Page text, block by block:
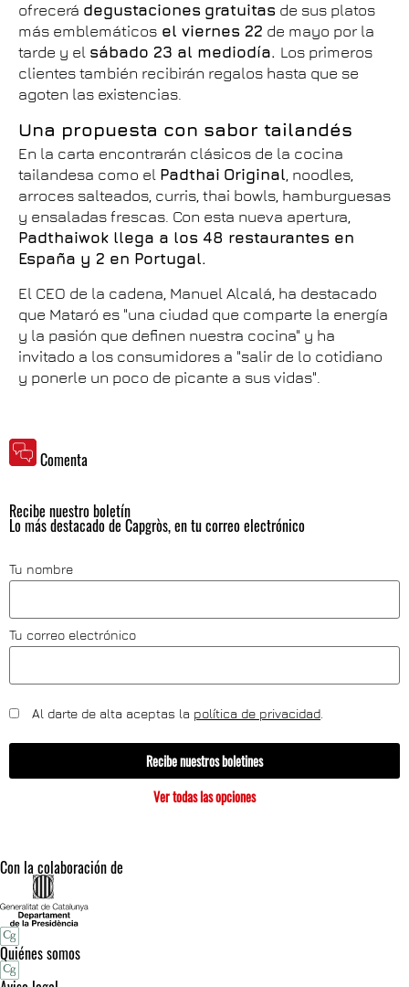
ofrecerá degustaciones gratuitas de sus platos
más emblemáticos el viernes 22 de mayo por la
tarde y el sábado 23 al mediodía. Los primeros
clientes también recibirán regalos hasta que se
agoten las existencias.
Una propuesta con sabor tailandés
En la carta encontrarán clásicos de la cocina
tailandesa como el Padthai Original, noodles,
arroces salteados, curris, thai bowls, hamburguesas
y ensaladas frescas. Con esta nueva apertura,
Padthaiwok llega a los 48 restaurantes en
España y 2 en Portugal.
El CEO de la cadena, Manuel Alcalá, ha destacado
que Mataró es "una ciudad que comparte la energía
y la pasión que definen nuestra cocina" y ha
invitado a los consumidores a "salir de lo cotidiano
y ponerle un poco de picante a sus vidas".
Comenta
Recibe nuestro boletín
Lo más destacado de Capgròs, en tu correo electrónico
Tu nombre
Tu correo electrónico
Al darte de alta aceptas la política de privacidad
Recibe nuestros boletines
Ver todas las opciones
Con la colaboración de
Quiénes somos